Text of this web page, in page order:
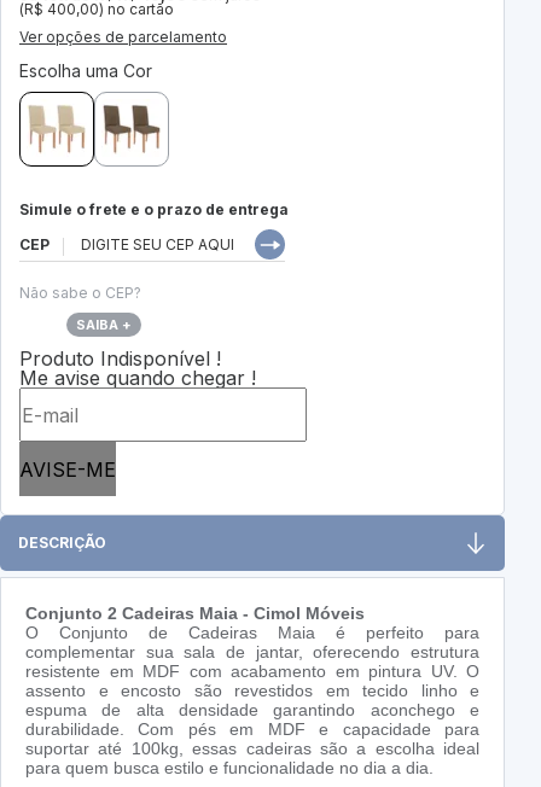
(R$ 400,00) no cartão
Ver opções de parcelamento
Escolha uma Cor
Simule o frete e o prazo de entrega
CEP
Não sabe o CEP?
SAIBA +
Produto Indisponível !
Me avise quando chegar !
AVISE-ME
DESCRIÇÃO
Conjunto 2 Cadeiras Maia - Cimol Móveis
O Conjunto de Cadeiras Maia é perfeito para
complementar sua sala de jantar, oferecendo estrutura
resistente em MDF com acabamento em pintura UV. O
assento e encosto são revestidos em tecido linho e
espuma de alta densidade garantindo aconchego e
durabilidade. Com pés em MDF e capacidade para
suportar até 100kg, essas cadeiras são a escolha ideal
para quem busca estilo e funcionalidade no dia a dia.